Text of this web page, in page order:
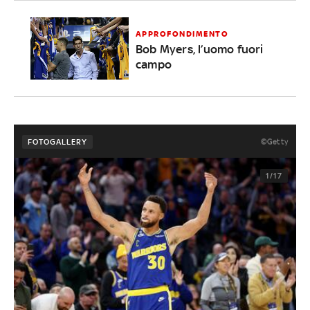
APPROFONDIMENTO
Bob Myers, l’uomo fuori
campo
FOTOGALLERY ©Getty
1/17